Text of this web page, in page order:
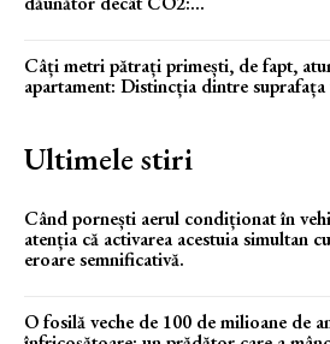
Câți metri pătrați primești, de fapt,
apartament: Distincția dintre
Ultimele stiri
Când pornești aerul condiționat în
atenția că activarea acestuia simultan
eroare semnificativă.
O fosilă veche de 100 de milioane de